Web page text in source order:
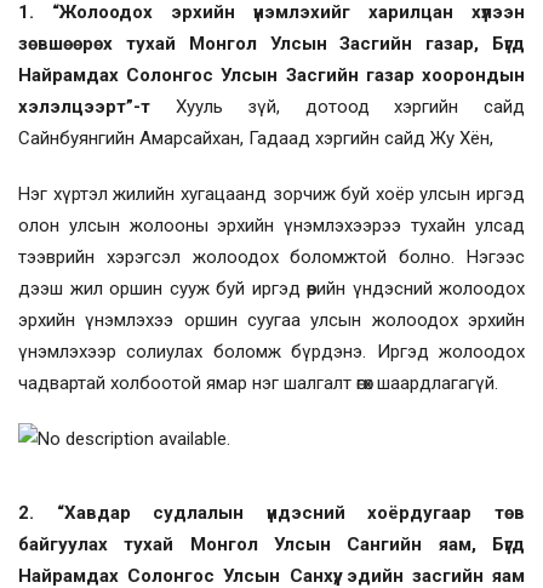
1. “Жолоодох эрхийн үнэмлэхийг харилцан хүлээн
зөвшөөрөх тухай Монгол Улсын Засгийн газар, Бүгд
Найрамдах Солонгос Улсын Засгийн газар хоорондын
хэлэлцээрт”-т Хууль зүй, дотоод хэргийн сайд
Сайнбуянгийн Амарсайхан, Гадаад хэргийн сайд Жу Хён,
Нэг хүртэл жилийн хугацаанд зорчиж буй хоёр улсын иргэд
олон улсын жолооны эрхийн үнэмлэхээрээ тухайн улсад
тээврийн хэрэгсэл жолоодох боломжтой болно. Нэгээс
дээш жил оршин сууж буй иргэд өөрийн үндэсний жолоодох
эрхийн үнэмлэхээ оршин суугаа улсын жолоодох эрхийн
үнэмлэхээр солиулах боломж бүрдэнэ. Иргэд жолоодох
чадвартай холбоотой ямар нэг шалгалт өгөх шаардлагагүй.
2. “Хавдар судлалын үндэсний хоёрдугаар төв
байгуулах тухай Монгол Улсын Сангийн яам, Бүгд
Найрамдах Солонгос Улсын Санхүү, эдийн засгийн яам